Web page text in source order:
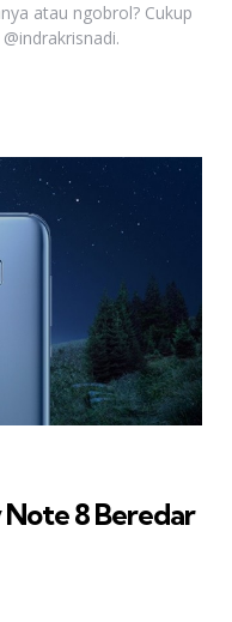
atau ngobrol? Cukup
8 Beredar